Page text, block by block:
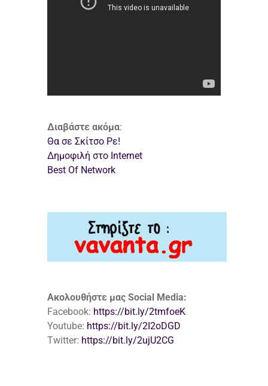
Διαβάστε ακόμα:
Θα σε Σκίτσο Ρε!
Δημοφιλή στο Internet
Best Of Network
Ακολουθήστε μας Social Media:
Facebook: https://bit.ly/2tmfoeK
Youtube: https://bit.ly/2I2oDGD
Twitter: https://bit.ly/2ujU2CG